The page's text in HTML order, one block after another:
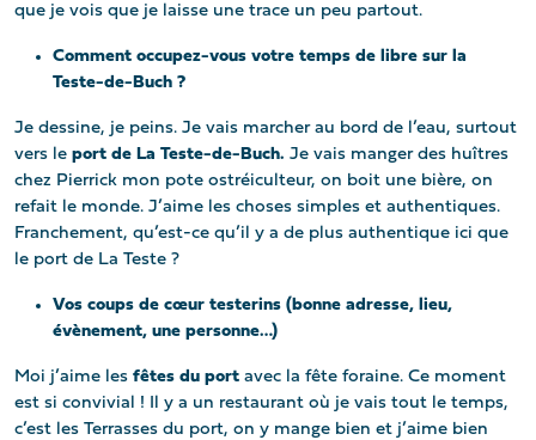
que je vois que je laisse une trace un peu partout.
Comment occupez-vous votre temps de libre sur la
Teste-de-Buch ?
Je dessine, je peins. Je vais marcher au bord de l’eau, surtout
vers le port de La Teste-de-Buch. Je vais manger des huîtres
chez Pierrick mon pote ostréiculteur, on boit une bière, on
refait le monde. J’aime les choses simples et authentiques.
Franchement, qu’est-ce qu’il y a de plus authentique ici que
le port de La Teste ?
Vos coups de cœur testerins (bonne adresse, lieu,
évènement, une personne…)
Moi j’aime les fêtes du port avec la fête foraine. Ce moment
est si convivial ! Il y a un restaurant où je vais tout le temps,
c’est les Terrasses du port, on y mange bien et j’aime bien